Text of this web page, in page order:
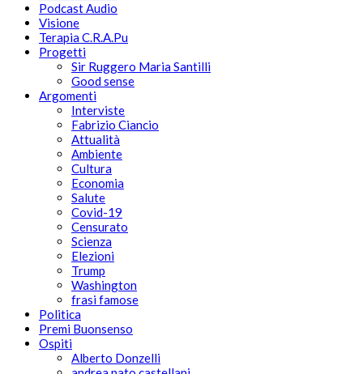
Podcast Audio
Visione
Terapia C.R.A.Pu
Progetti
Sir Ruggero Maria Santilli
Good sense
Argomenti
Interviste
Fabrizio Ciancio
Attualità
Ambiente
Cultura
Economia
Salute
Covid-19
Censurato
Scienza
Elezioni
Trump
Washington
frasi famose
Politica
Premi Buonsenso
Ospiti
Alberto Donzelli